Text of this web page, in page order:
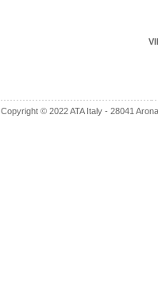
Copyright © 2022 ATA Italy - 28041